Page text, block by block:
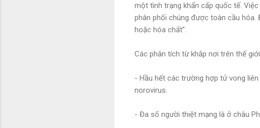
một tình trạng khẩn cấp quốc tế.
phân phối chúng được toàn cầu hóa.
hoặc hóa chất”.
Các phân tích từ khắp nơi trên thế
- Hầu hết các trường hợp tử vong
norovirus.
- Đa số người thiệt mạng là ở châu